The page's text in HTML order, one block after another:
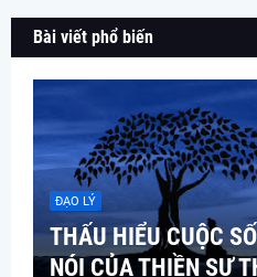
Bài viết phổ biến
ĐẠO LÝ
THẤU HIỂU CUỘC
NÓI CỦA THIỀN SƯ